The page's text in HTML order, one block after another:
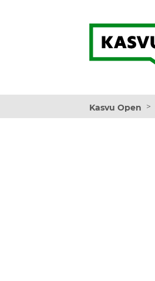
Kasvu Open
Kasvu Open >